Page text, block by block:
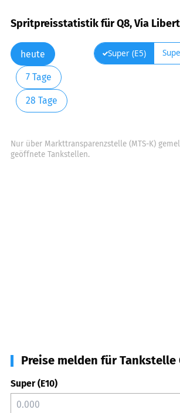
Spritpreisstatistik für Q8, Via
heute
7 Tage
28 Tage
Super (E5)
Nur über Markttransparenzstelle (MTS-K)
geöffnete Tankstellen.
Preise melden für Tankstelle
Super (E10)